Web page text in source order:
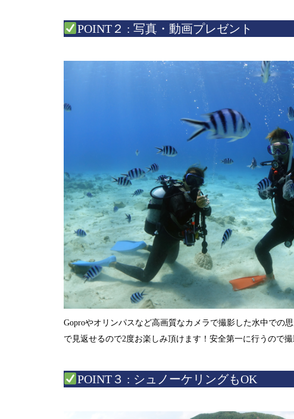
POINT２ : 写真・動画プレゼント
Goproやオリンパスなど高画質なカメラで撮影した水中での
で見返せるので2度お楽しみ頂けます！ 安全第一に行うので
POINT３ : シュノーケリングもOK